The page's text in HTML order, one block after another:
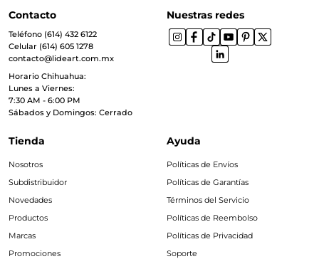
Contacto
Teléfono (614) 432 6122
Celular (614) 605 1278
contacto@lideart.com.mx
Horario Chihuahua:
Lunes a Viernes:
7:30 AM - 6:00 PM
Sábados y Domingos: Cerrado
Nuestras redes
Tienda
Nosotros
Subdistribuidor
Novedades
Productos
Marcas
Promociones
Ayuda
Políticas de Envíos
Políticas de Garantías
Términos del Servicio
Políticas de Reembolso
Políticas de Privacidad
Soporte